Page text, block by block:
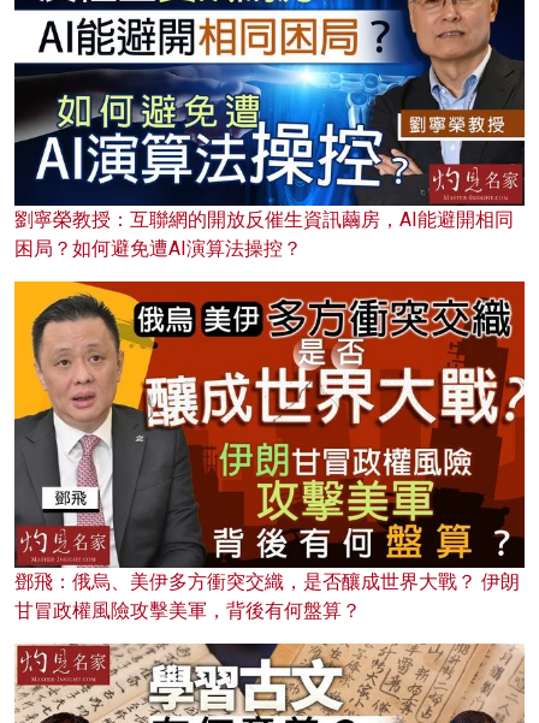
劉寧榮教授：互聯網的開放反催生資訊繭房，AI能避開相同
困局？如何避免遭AI演算法操控？
鄧飛：俄烏、美伊多方衝突交織，是否釀成世界大戰？ 伊朗
甘冒政權風險攻擊美軍，背後有何盤算？